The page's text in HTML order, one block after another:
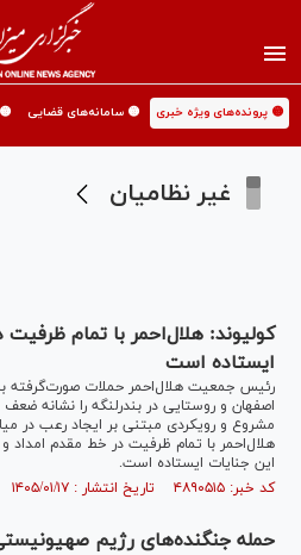
🟡 پرونده‌های ویژه خبری 🟡 سامانه‌های قضایی
غیر نظامیان
کولیوند: هلال‌احمر با تمام
ایستاده است
رئیس جمعیت هلال‌احمر حملات صورت‌گرفته
اصفهان و روستایی در بندرلنگه را نشانه ضعف
مشروع و رویکردی مبتنی بر ایجاد رعب در
هلال‌احمر با تمام ظرفیت در خط مقدم امداد
این جنایات ایستاده است.
کد خبر: ۴۸۹۰۵۱۵ تاریخ انتشار : ۱۴۰۵/۰۱/۱۷
حمله جنگنده‌های رژیم